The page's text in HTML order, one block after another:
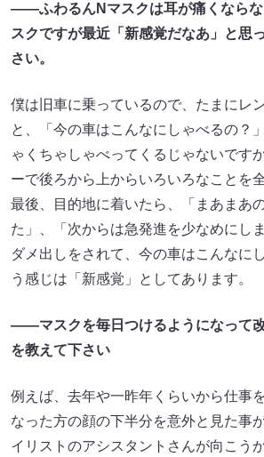
――ふわるんNマスクは耳が痛くならな
スクですが最近「新感覚だなあ」と思
さい。
僕は旧車に乗っているので、たまにレ
と、「今の車はこんなにしゃべるの？
ゃくちゃしゃべってくるじゃないです
ーで後ろから上からいろいろなことを
最後、目的地に着いたら、「まあまあ
た」、「次からは急発進を少なめにし
ダメ出しをされて、今の車はこんなに
う感じは「新感覚」としてあります。
――マスクを毎日つけるようになって
を教えて下さい
例えば、去年や一昨年くらいから仕事
なった方の顔の下半分を意外と見た事
イリストのアシスタントさんが向こう